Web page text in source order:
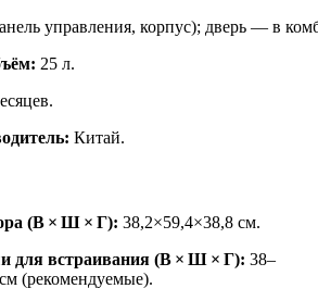
управления, корпус); дверь — в
25 л.
Китай.
(В × Ш × Г): 38,2×59,4×38,8 см.
для встраивания (В × Ш × Г): 38–
(рекомендуемые).